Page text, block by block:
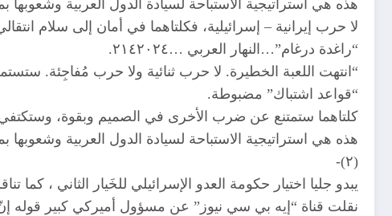
هذه هي استراتيجية الاستباحة لسيادة الدول العربية وشعوبها
لا حرب إيرانية – إسرائيلية، فكلتاهما في أمان إلى سلام
“راغدة درغام”…النهار العربي …٢١٤٢٠٢٤.
“انتهت اللعبة الخطيرة. لا حرب ثنائية ولا حرب مُفاجِئة.
“قواعد اشتباك” مضبوطة.
كلتاهما ستمتنع عن ضرب الأخرى في الصميم وبقوة، وستكتفي
هذه هي استراتيجية الاستباحة لسيادة الدول العربية وشعوبها
(٢)-
يبدو جليا اختيار حكومة العدو الإسرائيلي للخَيار الثاني ، كما
نقلت قناة “إيه بي سي نيوز” عن مسؤول أميركي كبير قوله